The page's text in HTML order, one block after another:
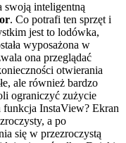
swoją inteligentną
. Co potrafi ten sprzęt i
jest to lodówka,
wyposażona w
ona przeglądać
otwierania
ale również bardzo
ograniczyć zużycie
funkcja InstaView? Ekran
a po
się w przezroczystą